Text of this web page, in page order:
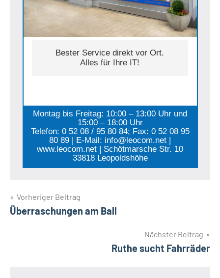
Bester Service direkt vor Ort.
Alles für Ihre IT!
Montag bis Freitag: 10:00 – 13:00 Uhr und
15:00 – 18:00 Uhr
Telefon: 0 52 08 / 95 80 84; Fax: 0 52 08 95
80 89 | E-Mail: info@leocom.net |
www.leocom.net | Schötmarsche Str. 10
33818 Leopoldshöhe
Beitragsnavigation
Vorheriger Beitrag
Überraschungen am Ball
Nächster Beitrag
Ruthe sucht Fahrräder